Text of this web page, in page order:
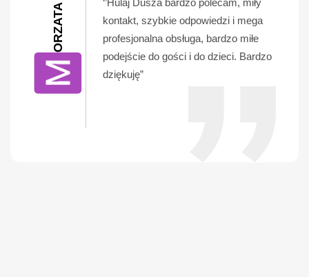
MAŁGORZATA B
‘’Hulaj Dusza bardzo polecam, miły
kontakt, szybkie odpowiedzi i mega
profesjonalna obsługa, bardzo miłe
podejście do gości i do dzieci. Bardzo
dziękuję”